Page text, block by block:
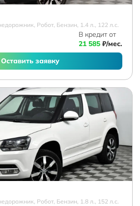
Робот, Бензин, 1.4 л., 122 л.с.
В кредит от
21 585 ₽/мес.
Оставить заявку
Робот, Бензин, 1.8 л., 152 л.с.